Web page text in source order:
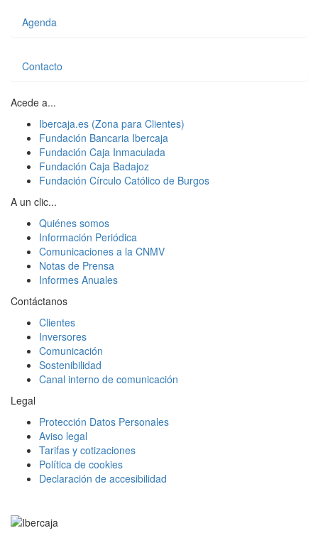
Agenda
Contacto
Acede a...
Ibercaja.es (Zona para Clientes)
Fundación Bancaria Ibercaja
Fundación Caja Inmaculada
Fundación Caja Badajoz
Fundación Círculo Católico de Burgos
A un clic...
Quiénes somos
Información Periódica
Comunicaciones a la CNMV
Notas de Prensa
Informes Anuales
Contáctanos
Clientes
Inversores
Comunicación
Sostenibilidad
Canal interno de comunicación
Legal
Protección Datos Personales
Aviso legal
Tarifas y cotizaciones
Política de cookies
Declaración de accesibilidad